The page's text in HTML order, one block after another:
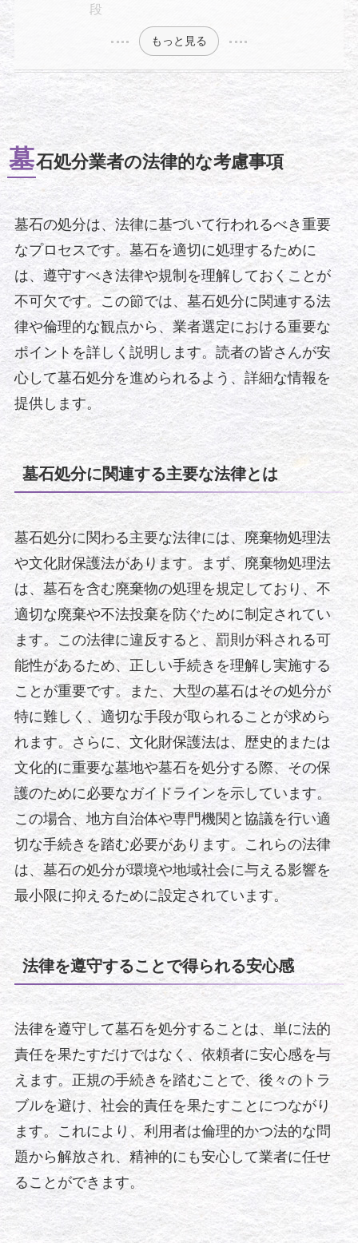
段
もっと見る
墓石処分業者の法律的な考慮事項
墓石の処分は、法律に基づいて行われるべき重要
なプロセスです。墓石を適切に処理するために
は、遵守すべき法律や規制を理解しておくことが
不可欠です。この節では、墓石処分に関連する法
律や倫理的な観点から、業者選定における重要な
ポイントを詳しく説明します。読者の皆さんが安
心して墓石処分を進められるよう、詳細な情報を
提供します。
墓石処分に関連する主要な法律とは
墓石処分に関わる主要な法律には、廃棄物処理法
や文化財保護法があります。まず、廃棄物処理法
は、墓石を含む廃棄物の処理を規定しており、不
適切な廃棄や不法投棄を防ぐために制定されてい
ます。この法律に違反すると、罰則が科される可
能性があるため、正しい手続きを理解し実施する
ことが重要です。また、大型の墓石はその処分が
特に難しく、適切な手段が取られることが求めら
れます。さらに、文化財保護法は、歴史的または
文化的に重要な墓地や墓石を処分する際、その保
護のために必要なガイドラインを示しています。
この場合、地方自治体や専門機関と協議を行い適
切な手続きを踏む必要があります。これらの法律
は、墓石の処分が環境や地域社会に与える影響を
最小限に抑えるために設定されています。
法律を遵守することで得られる安心感
法律を遵守して墓石を処分することは、単に法的
責任を果たすだけではなく、依頼者に安心感を与
えます。正規の手続きを踏むことで、後々のトラ
ブルを避け、社会的責任を果たすことにつながり
ます。これにより、利用者は倫理的かつ法的な問
題から解放され、精神的にも安心して業者に任せ
ることができます。